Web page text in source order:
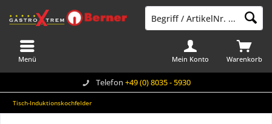
Telefon +49 (0) 8035 - 5930
Warenkorb
Mein Konto
Menü
Tisch-Induktionskochfelder